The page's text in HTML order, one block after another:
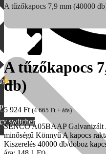
MAX
switcher
A tűzőkapocs 7,9 mm (40000
A tűzőkapocs
db)
5 924 Ft (4 665 Ft + áfa)
SENCO A05BAAP Galvanizált
minőségű Könnyű A kapocs
Kiszerelés 40000 db/doboz